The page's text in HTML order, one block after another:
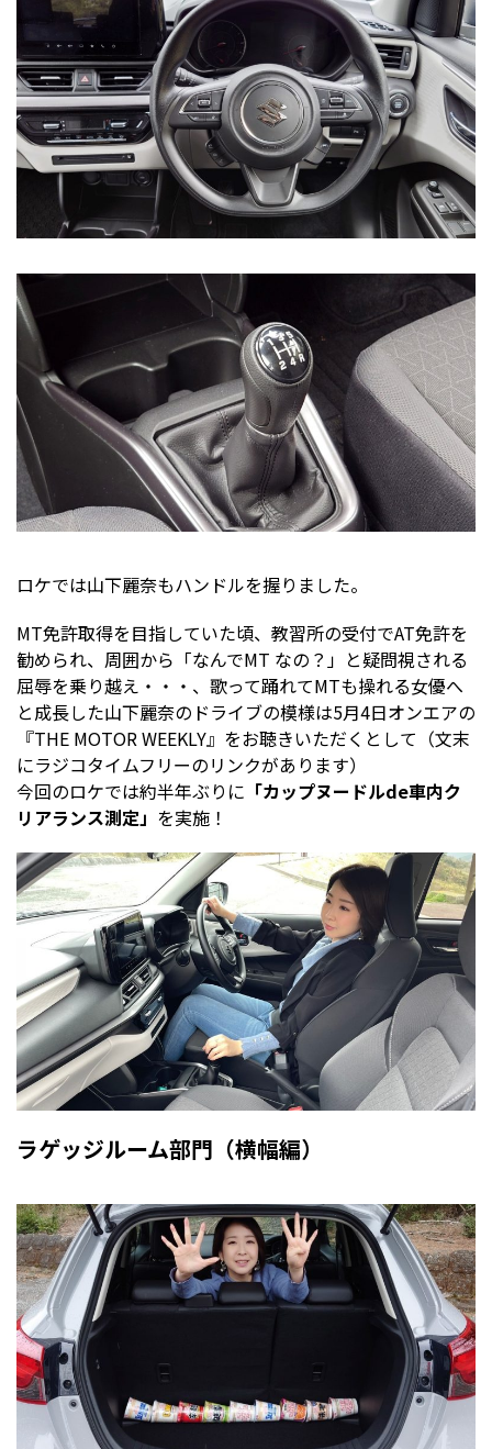
ロケでは山下麗奈もハンドルを握りました。
MT免許取得を目指していた頃、教習所の受付でAT免許を
勧められ、周囲から「なんでMT なの？」と疑問視される
屈辱を乗り越え・・・、歌って踊れてMTも操れる女優へ
と成長した山下麗奈のドライブの模様は5月4日オンエアの
『THE MOTOR WEEKLY』をお聴きいただくとして（文末
にラジコタイムフリーのリンクがあります）
今回のロケでは約半年ぶりに 「カップヌードルde車内ク
リアランス測定」 を実施！
ラゲッジルーム部門（横幅編）